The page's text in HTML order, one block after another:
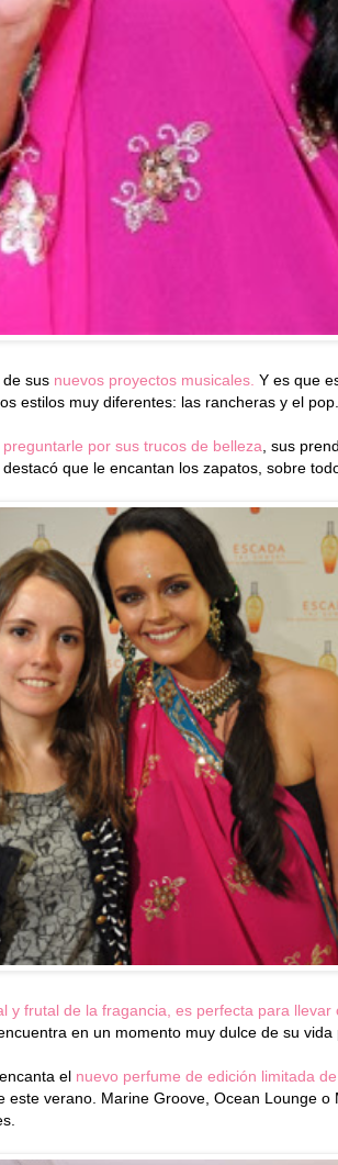
sus nuevos proyectos musicales. Y es que
estilos muy diferentes: las rancheras y el pop.
por sus trucos de belleza, sus
que le encantan los zapatos, sobre
y frutal de la fragancia, es perfecta para llevar
en un momento muy dulce de su vida
el nuevo perfume de edición limitada de
este verano. Marine Groove, Ocean Lounge o